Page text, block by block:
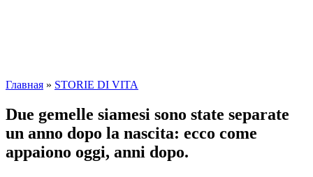
Главная » STORIE DI VITA
Due gemelle siamesi sono state separate
un anno dopo la nascita: ecco come
appaiono oggi, anni dopo.